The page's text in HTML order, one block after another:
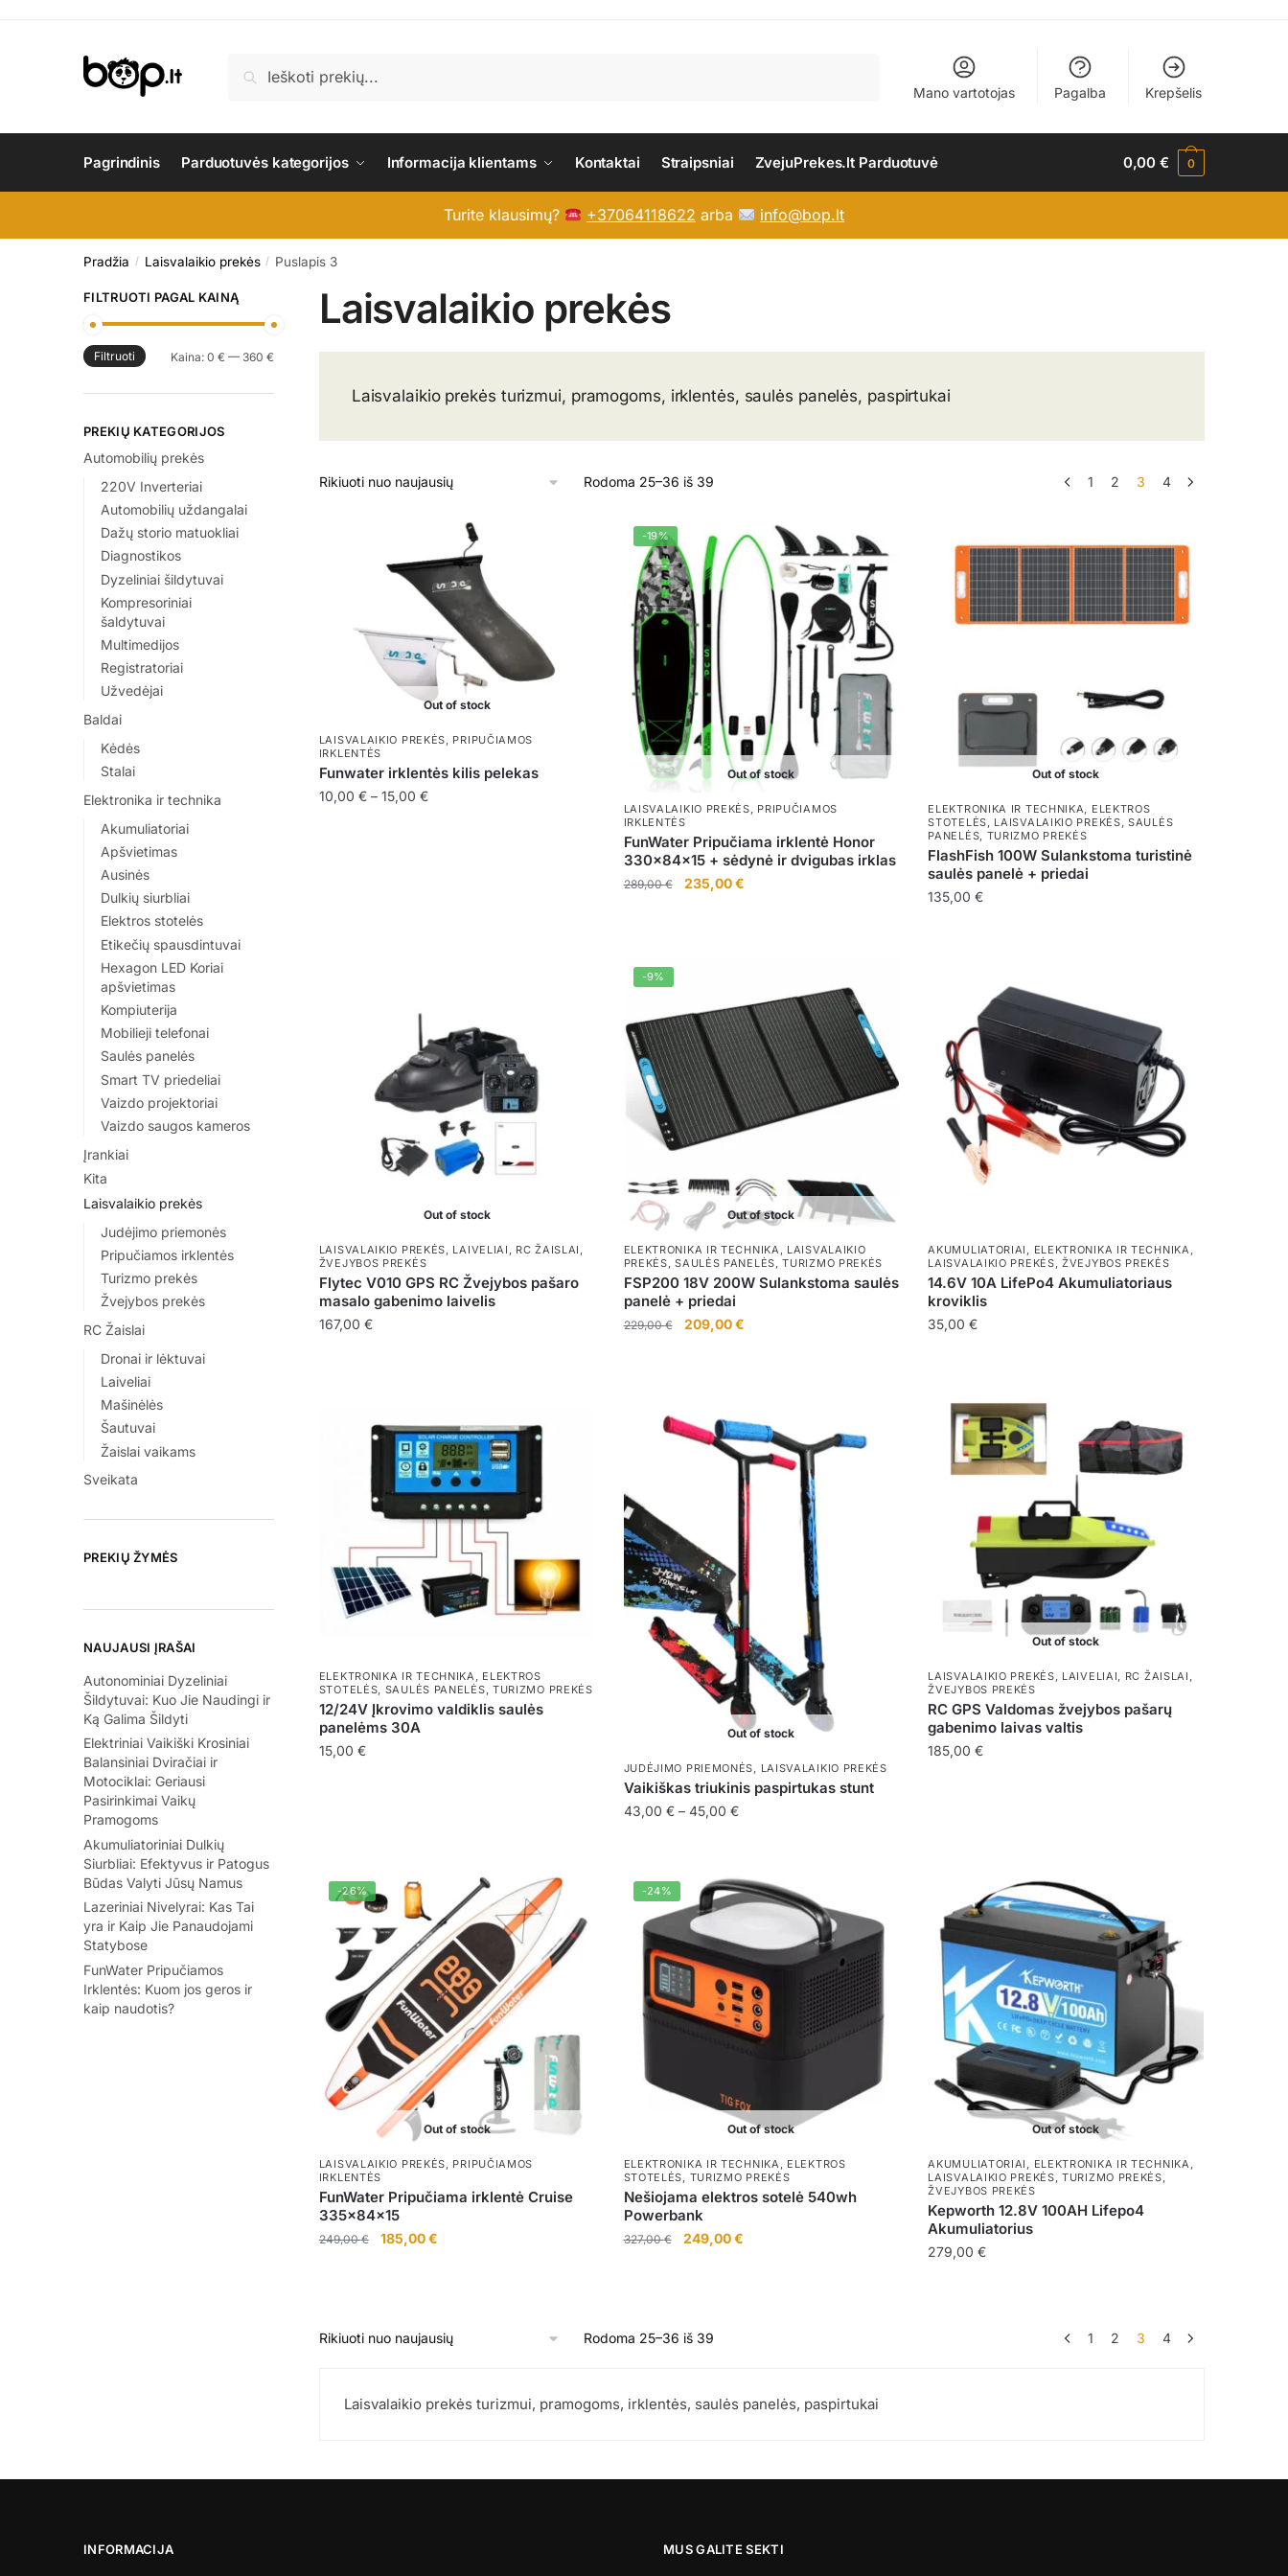
Ieškoti
Mano vartotojas Pagalba Krepšelis
Pagrindinis Parduotuvės kategorijos Informacija klientams Kontaktai Straipsniai ZvejuPrekes.lt Parduotuvė 0,00€ 0
Turite klausimų? +37064118622 arba info@bop.lt
Pradžia / Laisvalaikio prekės / Puslapis 3
Laisvalaikio prekės
Laisvalaikio prekės turizmui, pramogoms, irklentės, saulės panelės, paspirtukai
Rodoma 25–36 iš 39Rūšiuojama
1 2 3 4
Out of stock
LAISVALAIKIO PREKĖS, PRIPUČIAMOS
IRKLENTĖS
Funwater irklentės kilis pelekas
10,00 € – 15,00 €Price
-19%
Out of stock
LAISVALAIKIO PREKĖS, PRIPUČIAMOS
IRKLENTĖS
FunWater Pripučiama irklentė Honor
330x84x15 + sėdynė ir dvigubas irklas
289,00€
Original
235,00€Current
Out of stock
ELEKTRONIKA IR TECHNIKA, ELEKTROS
STOTELĖS, LAISVALAIKIO PREKĖS,SAULĖS
PANELĖS, TURIZMO PREKĖS
FlashFish 100W Sulankstoma turistinė
saulės panelė + priedai
135,00€
Out of stock
LAISVALAIKIO PREKĖS LAIVELIAI RC ŽAISLAI
ŽVEJYBOS PREKĖS
Flytec V010 GPS RC Žvejybos pašaro
masalo gabenimo laivelis
167,00 €
-9%
Out of stock
ELEKTRONIKA IR TECHNIKA
LAISVALAIKIO
PREKĖS ,SAULĖS PANELĖS ,TURIZMO PREKĖS
FSP200 18V 200W Sulankstoma saulės
panelė + priedai
229,00€
Original
209,00€Current
AKUMULIATORIAI ELEKTRONIKA IR TECHNIKA
LAISVALAIKIO PREKĖS ,ŽVEJYBOS PREKĖS
14.6V 10A LifePo4 Akumuliatoriaus
kroviklis
35,00€
ELEKTRONIKA IR TECHNIKA, ELEKTROS
STOTELĖS, SAULĖS PANELĖS, TURIZMO PREKĖS
12/24V Įkrovimo valdiklis saulės
panelėms 30A
15,00 €
Out of stock
JUDĖJIMO PRIEMONĖS, LAISVALAIKIO PREKĖS
Vaikiškas triukinis paspirtukas stunt
43,00 € – 45,00 €Price
45,00 €
has
multiple
variants.
options
may
chosen
page
Out of stock
LAISVALAIKIO PREKĖS, LAIVELIAI, RC ŽAISLAI ,
ŽVEJYBOS PREKĖS
RC GPS Valdomas žvejybos pašarų
gabenimo laivas valtis
185,00€
-26%
Out of stock
LAISVALAIKIO PREKĖS, PRIPUČIAMOS
IRKLENTĖS
FunWater Pripučiama irklentė Cruise
335x84x15
249,00€
Original
185,00€Current
-24%
Out of stock
ELEKTRONIKA IR TECHNIKA, ELEKTROS
STOTELĖS, TURIZMO PREKĖS
Nešiojama elektros sotelė 540wh
Powerbank
327,00€
Original
249,00€Current
Out of stock
AKUMULIATORIAI , ELEKTRONIKA IR TECHNIKA,
LAISVALAIKIO PREKĖS,TURIZMO PREKĖS,
ŽVEJYBOS PREKĖS
Kepworth 12.8V 100AH Lifepo4
Akumuliatorius
279,00€
Rodoma 25–36 iš 39Rūšiuojama
1 2 3 4
Laisvalaikio prekės turizmui, pramogoms, irklentės, saulės panelės, paspirtukai
FILTRUOTI PAGAL KAINĄ
Min
Maks
Filtruoti Kaina: 0 € — 360 €
PREKIŲ KATEGORIJOS
Automobilių prekės
220V Inverteriai
Automobilių uždangalai
Dažų storio matuokliai
Diagnostikos
Dyzeliniai šildytuvai
Kompresoriniai
šaldytuvai
Multimedijos
Registratoriai
Užvedėjai
Baldai
Kėdės
Stalai
Elektronika ir technika
Akumuliatoriai
Apšvietimas
Ausinės
Dulkių siurbliai
Elektros stotelės
Etikečių spausdintuvai
Hexagon LED Koriai
apšvietimas
Kompiuterija
Mobilieji telefonai
Saulės panelės
Smart TV priedeliai
Vaizdo projektoriai
Vaizdo saugos kameros
Įrankiai
Kita
Laisvalaikio prekės
Judėjimo priemonės
Pripučiamos irklentės
Turizmo prekės
Žvejybos prekės
RC Žaislai
Dronai ir lėktuvai
Laiveliai
Mašinėlės
Šautuvai
Žaislai vaikams
Sveikata
PREKIŲ ŽYMĖS
NAUJAUSI ĮRAŠAI
Autonominiai Dyzeliniai
Šildytuvai: Kuo Jie Naudingi ir
Ką Galima Šildyti
Elektriniai Vaikiški Krosiniai
Balansiniai Dviračiai ir
Motociklai: Geriausi
Pasirinkimai Vaikų
Pramogoms
Akumuliatoriniai Dulkių
Siurbliai: Efektyvus ir Patogus
Būdas Valyti Jūsų Namus
Lazeriniai Nivelyrai: Kas Tai
yra ir Kaip Jie Panaudojami
Statybose
FunWater Pripučiamos
Irklentės: Kuom jos geros ir
kaip naudotis?
INFORMACIJA MUS GALITE SEKTI